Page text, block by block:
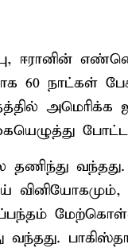
ஈரானின்
60 நாட்கள்
அமெரிக்க
வந்தது.